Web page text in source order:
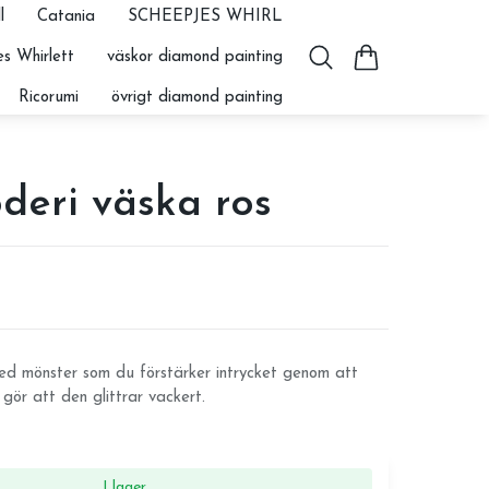
Catania SCHEEPJES WHIRL
Whirlett väskor diamond painting
Ricorumi övrigt diamond painting
väska ros
mönster som du förstärker intrycket genom att
att den glittrar vackert.